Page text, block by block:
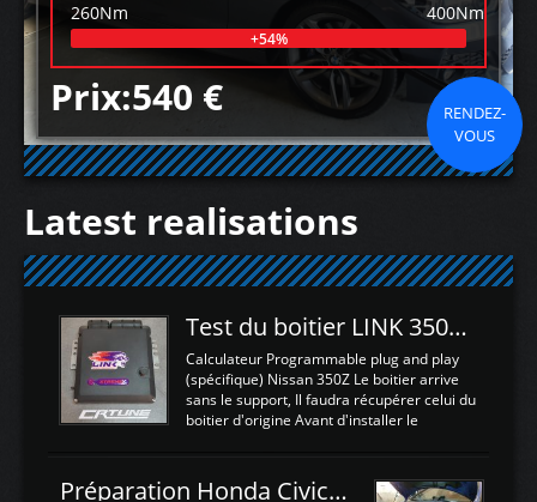
260Nm 400Nm
+54%
Prix:540 €
RENDEZ-
VOUS
Latest realisations
Test du boitier LINK 350Z Plugin ECU
Calculateur Programmable plug and play
(spécifique) Nissan 350Z Le boitier arrive
sans le support, Il faudra récupérer celui du
boitier d'origine Avant d'installer le
d'envoyer l'information de la large bande
Préparation Honda Civic Type R FK2